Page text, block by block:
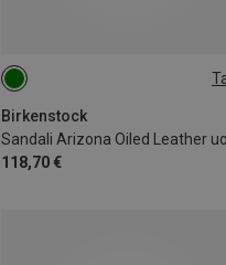
Birkenstock
Sandali Arizona Oiled Leather
118,70 €
42